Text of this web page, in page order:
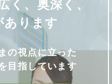
く、奥深く、
あります
の視点に立った
目指しています